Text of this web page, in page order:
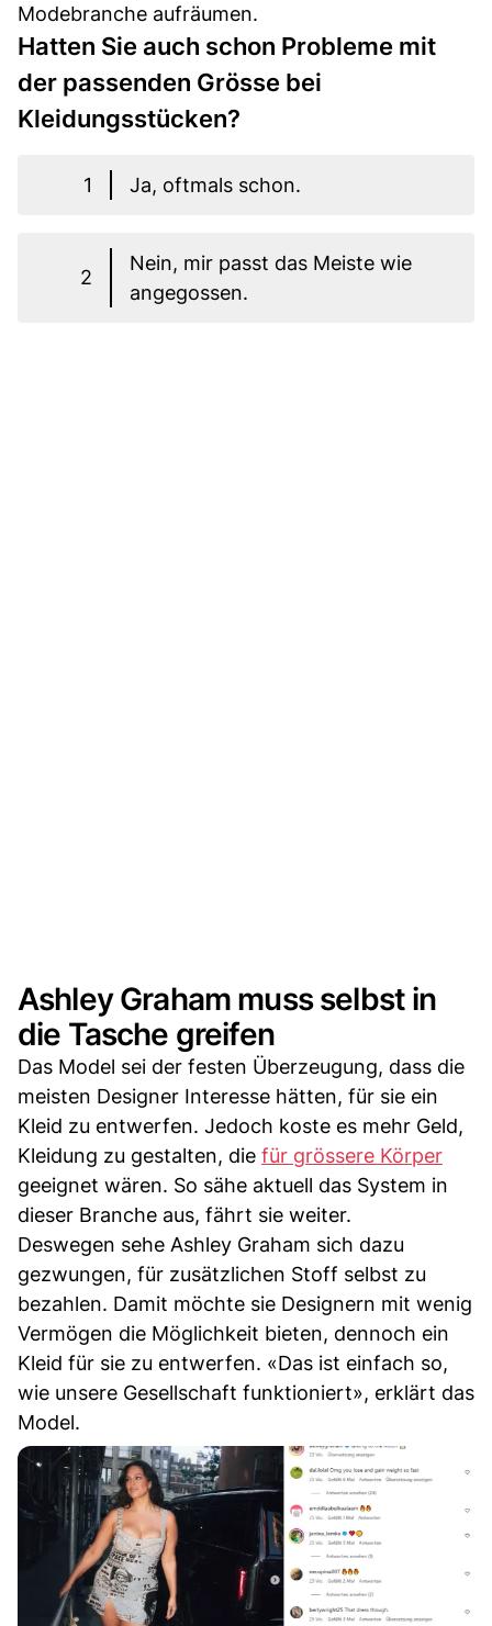
Modebranche aufräumen.
Hatten Sie auch schon Probleme mit
der passenden Grösse bei
Kleidungsstücken?
1 Ja, oftmals schon.
2
Nein, mir passt das Meiste wie
angegossen.
Ashley Graham muss selbst in
die Tasche greifen
Das Model sei der festen Überzeugung, dass die
meisten Designer Interesse hätten, für sie ein
Kleid zu entwerfen. Jedoch koste es mehr Geld,
Kleidung zu gestalten, die für grössere Körper
geeignet wären. So sähe aktuell das System in
dieser Branche aus, fährt sie weiter.
Deswegen sehe Ashley Graham sich dazu
gezwungen, für zusätzlichen Stoff selbst zu
bezahlen. Damit möchte sie Designern mit wenig
Vermögen die Möglichkeit bieten, dennoch ein
Kleid für sie zu entwerfen. «Das ist einfach so,
wie unsere Gesellschaft funktioniert», erklärt das
Model.